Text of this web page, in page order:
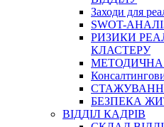
Заходи для
SWOT-
РИЗИКИ
КЛАСТЕРУ
БЕЗПЕКА
ВІДДІЛ КАДРІВ